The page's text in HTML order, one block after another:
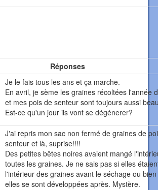
Réponses
Je le fais tous les ans et ça marche.
En avril, je sème les graines récoltées l'année
et mes pois de senteur sont toujours aussi
Est-ce qu'un jour ils vont se dégénerer?
J'ai repris mon sac non fermé de graines de
senteur et là, suprise!!!!
Des petites bêtes noires avaient mangé
toutes les graines. Je ne sais pas si elles
l'intérieur des graines avant le séchage ou
elles se sont développées après. Mystère.